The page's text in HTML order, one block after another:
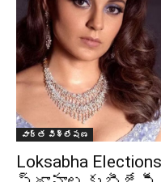
వార్త విశ్లేషణ
Loksabha